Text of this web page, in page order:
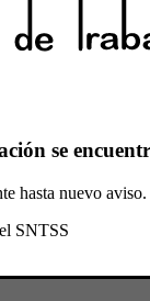
se
hasta nuevo
SNTSS